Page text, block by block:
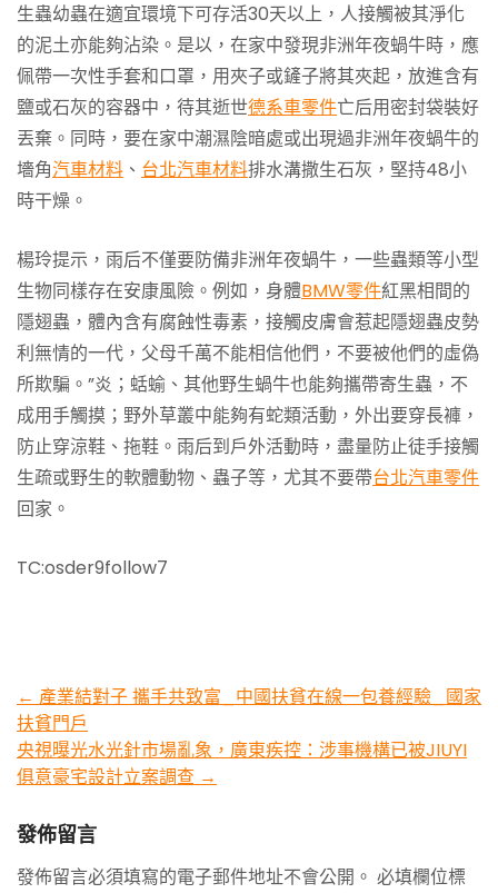
生蟲幼蟲在適宜環境下可存活30天以上，人接觸被其淨化
的泥土亦能夠沾染。是以，在家中發現非洲年夜蝸牛時，應
佩帶一次性手套和口罩，用夾子或鏟子將其夾起，放進含有
鹽或石灰的容器中，待其逝世德系車零件亡后用密封袋裝好
丟棄。同時，要在家中潮濕陰暗處或出現過非洲年夜蝸牛的
墻角汽車材料 、 台北汽車材料排水溝撒生石灰，堅持48小
時干燥。
楊玲提示，雨后不僅要防備非洲年夜蝸牛，一些蟲類等小型
生物同樣存在安康風險。例如，身體BMW零件紅黑相間的
隱翅蟲，體內含有腐蝕性毒素，接觸皮膚會惹起隱翅蟲皮勢
利無情的一代，父母千萬不能相信他們，不要被他們的虛偽
所欺騙。”炎；蛞蝓、其他野生蝸牛也能夠攜帶寄生蟲，不
成用手觸摸；野外草叢中能夠有蛇類活動，外出要穿長褲，
防止穿涼鞋、拖鞋。雨后到戶外活動時，盡量防止徒手接觸
生疏或野生的軟體動物、蟲子等，尤其不要帶台北汽車零件
回家。
TC:osder9follow7
Post
navigation
← 產業結對子 攜手共致富_中國扶貧在線一包養經驗_國家
扶貧門戶
央視曝光水光針市場亂象，廣東疾控：涉事機構已被JIUYI
俱意豪宅設計立案調查 →
發佈留言
發佈留言必須填寫的電子郵件地址不會公開。 必填欄位標